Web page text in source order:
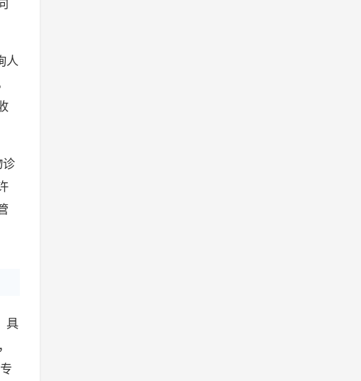
人
诊
具